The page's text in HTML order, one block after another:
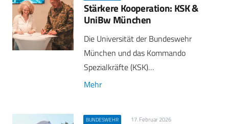
Stärkere Kooperation: KSK &
UniBw München
Die Universität der Bundeswehr
München und das Kommando
Spezialkräfte (KSK)…
Mehr
BUNDESWEHR 17. Februar 2026